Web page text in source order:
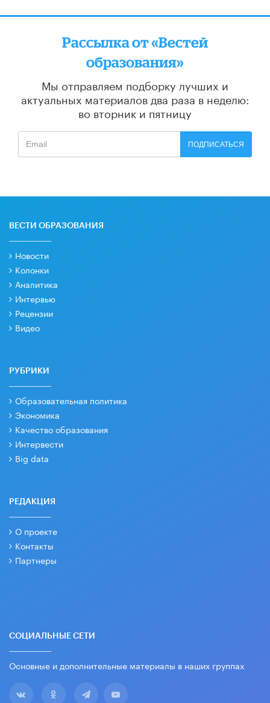
Рассылка от «Вестей
образования»
Мы отправляем подборку лучших и
актуальных материалов два раза в неделю:
во вторник и пятницу
ПОДПИСАТЬСЯ
ВЕСТИ ОБРАЗОВАНИЯ
Новости
Колонки
Аналитика
Интервью
Рецензии
Видео
РУБРИКИ
Образовательная политика
Экономика
Качество образования
Интервести
Big data
РЕДАКЦИЯ
О проекте
Контакты
Партнеры
СОЦИАЛЬНЫЕ СЕТИ
Основные и дополнительные материалы в наших группах